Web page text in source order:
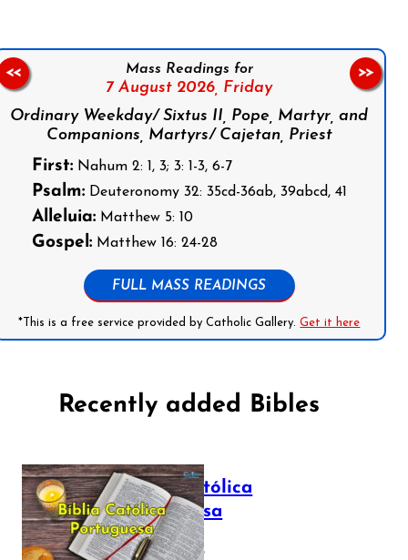
Mass Readings for
7 August 2026, Friday
Ordinary Weekday/ Sixtus II, Pope, Martyr, and
Companions, Martyrs/ Cajetan, Priest
First:Nahum 2: 1, 3; 3: 1-3, 6-7
Psalm:Deuteronomy 32: 35cd-36ab, 39abcd, 41
Alleluia:Matthew 5: 10
Gospel:Matthew 16: 24-28
FULL MASS READINGS
*This is a free service provided by Catholic Gallery.Get it here
<< >>
Recently added Bibles
Bíblia Católica
Portuguesa
July 16, 2025